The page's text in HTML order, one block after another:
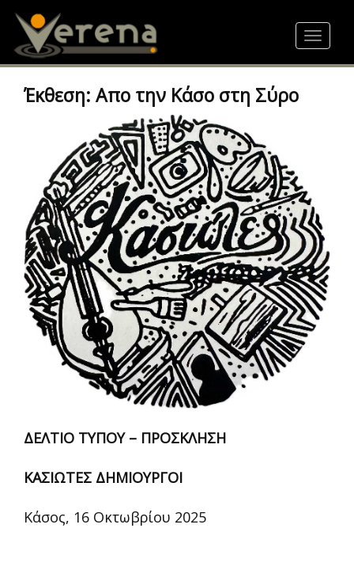
content
Toggle
Έκθεση: Απο την Κάσο στη Σύρο
ΔΕΛΤΙΟ ΤΥΠΟΥ – ΠΡΟΣΚΛΗΣΗ
ΚΑΣΙΩΤΕΣ ΔΗΜΙΟΥΡΓΟΙ
Κάσος, 16 Οκτωβρίου 2025